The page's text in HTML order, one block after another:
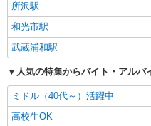
所沢駅
和光市駅
武蔵浦和駅
人気の特集からバイト・アルバ
ミドル（40代～）活躍中
高校生OK